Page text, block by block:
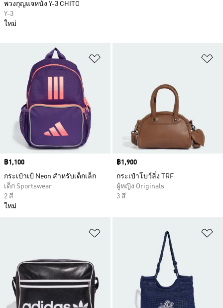
Price
฿1,100
กระเป๋าเป้ Neon สำหรับเด็กเล็ก
เด็ก Sportswear
2 สี
ใหม่
Price
฿1,900
กระเป๋าโบว์ลิ่ง TRF
ผู้หญิง Originals
3 สี
เพิ่มไปยังรายการสินค้าโปรด
พวงกุญแจหนัง Y-3 CHITO
Y-3
ใหม่